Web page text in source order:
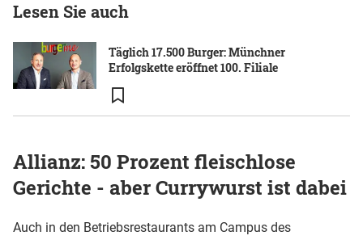
Lesen Sie auch
Täglich 17.500 Burger: Münchner
Erfolgskette eröffnet 100. Filiale
Allianz: 50 Prozent fleischlose
Gerichte - aber Currywurst ist dabei
Auch in den Betriebsrestaurants am Campus des